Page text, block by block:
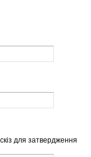
для затвердження